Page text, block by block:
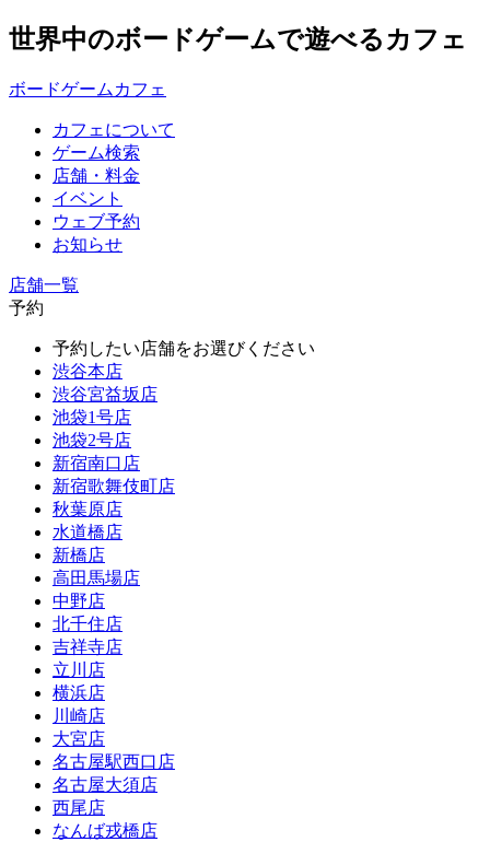
世界中のボードゲームで遊べるカフェ
ボードゲームカフェ
カフェについて
ゲーム検索
店舗・料金
イベント
ウェブ予約
お知らせ
店舗一覧
予約
予約したい店舗をお選びください
渋谷本店
渋谷宮益坂店
池袋1号店
池袋2号店
新宿南口店
新宿歌舞伎町店
秋葉原店
水道橋店
新橋店
高田馬場店
中野店
北千住店
吉祥寺店
立川店
横浜店
川崎店
大宮店
名古屋駅西口店
名古屋大須店
西尾店
なんば戎橋店